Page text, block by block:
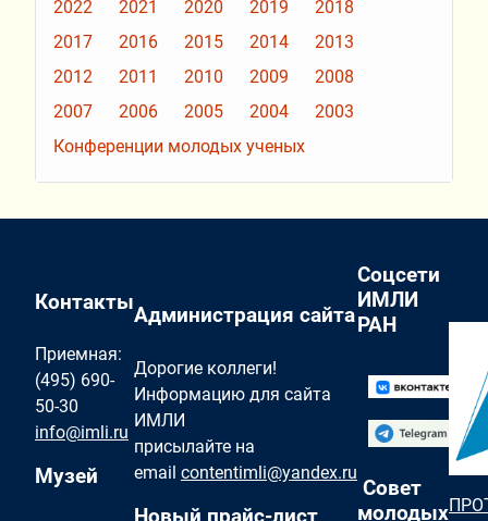
2022
2021 2020 2019
2018
2017
2016 2015 2014
2013
2012
2011 2010 2009
2008
2007
2006 2005 2004
2003
Конференции молодых ученых
Контакты
Приемная:
(495) 690-
50-30
info@imli.ru
Музей
Администрация сайта
Дорогие коллеги!
Информацию для сайта
ИМЛИ
присылайте на
email contentimli@yandex.ru
Новый прайс-лист
Соцсети
ИМЛИ
РАН
Совет
молодых